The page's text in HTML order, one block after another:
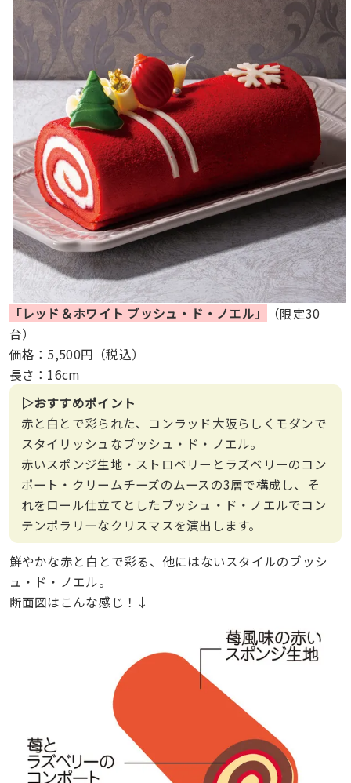
「レッド＆ホワイト ブッシュ・ド・ノエル」
（限定30
台）
価格：5,500円（税込）
長さ：16cm
▷おすすめポイント
赤と白とで彩られた、コンラッド大阪らしくモダンで
スタイリッシュなブッシュ・ド・ノエル。
赤いスポンジ生地・ストロベリーとラズベリーのコン
ポート・クリームチーズのムースの3層で構成し、そ
れをロール仕立てとしたブッシュ・ド・ノエルでコン
テンポラリーなクリスマスを演出します。
鮮やかな赤と白とで彩る、他にはないスタイルのブッシ
ュ・ド・ノエル。
断面図はこんな感じ！↓